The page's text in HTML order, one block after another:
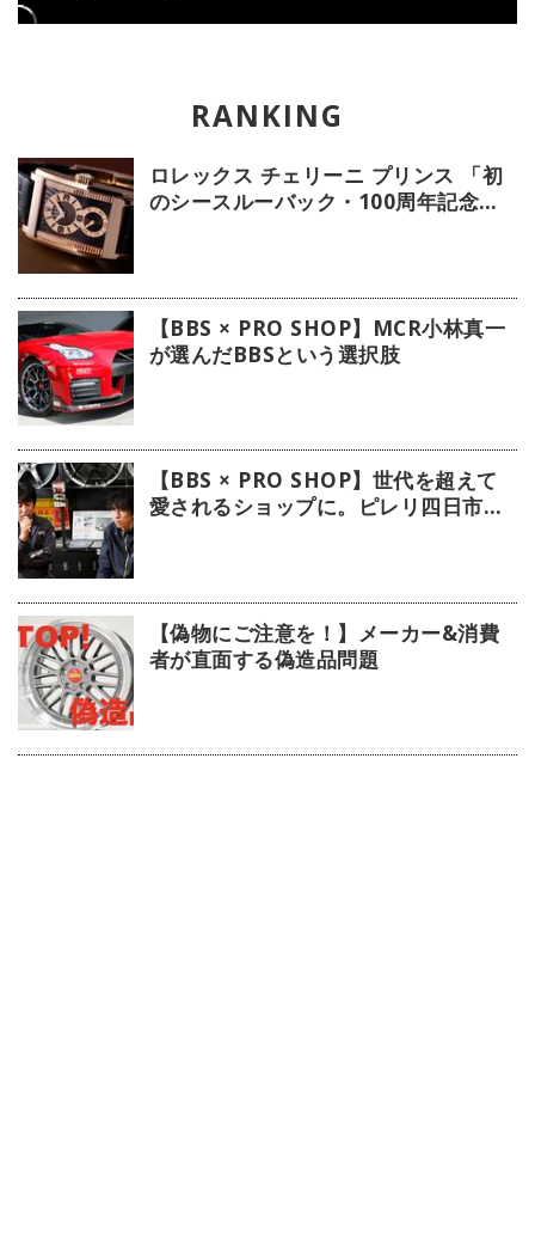
ロレックス チェリーニ プリンス 「初
のシースルーバック・100周年記念モ
【BBS × PRO SHOP】MCR小林真一
が選んだBBSという選択肢
【BBS × PRO SHOP】世代を超えて
愛されるショップに。ピレリ四日市タ
【偽物にご注意を！】メーカー&消費
者が直面する偽造品問題